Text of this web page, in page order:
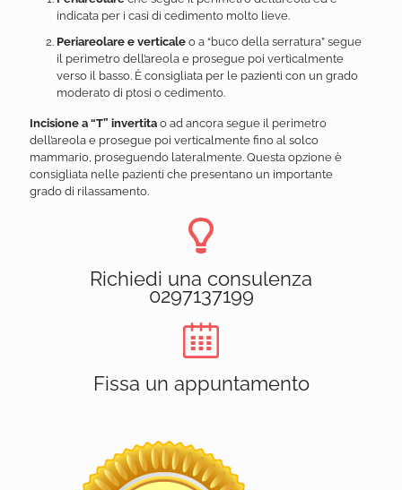
indicata per i casi di cedimento molto lieve.
Periareolare e verticale o a “buco della serratura” segue
il perimetro dell’areola e prosegue poi verticalmente
verso il basso. È consigliata per le pazienti con un grado
moderato di ptosi o cedimento.
Incisione a “T” invertita o ad ancora segue il perimetro
dell’areola e prosegue poi verticalmente fino al solco
mammario, proseguendo lateralmente. Questa opzione è
consigliata nelle pazienti che presentano un importante
grado di rilassamento.
Richiedi una consulenza
0297137199
Fissa un appuntamento